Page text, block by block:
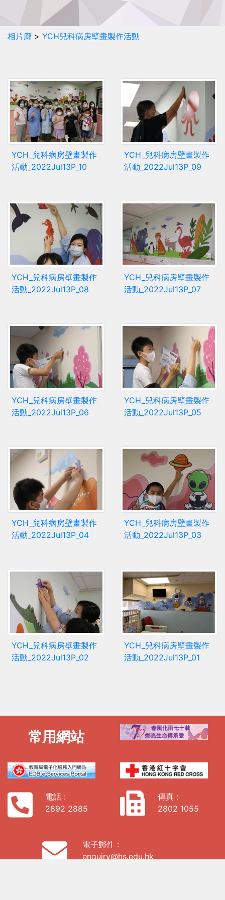
相片廊 > YCH兒科病房壁畫製作活動
YCH_兒科病房壁畫製作
活動_2022Jul13P_10
YCH_兒科病房壁畫製作
活動_2022Jul13P_09
YCH_兒科病房壁畫製作
活動_2022Jul13P_08
YCH_兒科病房壁畫製作
活動_2022Jul13P_07
YCH_兒科病房壁畫製作
活動_2022Jul13P_06
YCH_兒科病房壁畫製作
活動_2022Jul13P_05
YCH_兒科病房壁畫製作
活動_2022Jul13P_04
YCH_兒科病房壁畫製作
活動_2022Jul13P_03
YCH_兒科病房壁畫製作
活動_2022Jul13P_02
YCH_兒科病房壁畫製作
活動_2022Jul13P_01
常用網站
電話 :
2892 2885
傳真 :
2802 1055
電子郵件 :
enquiry@hs.edu.hk